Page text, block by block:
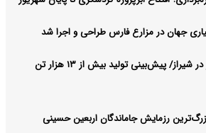
جهان در مزارع فارس طراحی و اجرا شد
تداوم عملیات برداشت انگور در شیراز/ پیش‌بینی تولید بیش از ۱۳ هزار تن
بزرگ‌ترین رزمایش جاماندگان اربعین حسینی